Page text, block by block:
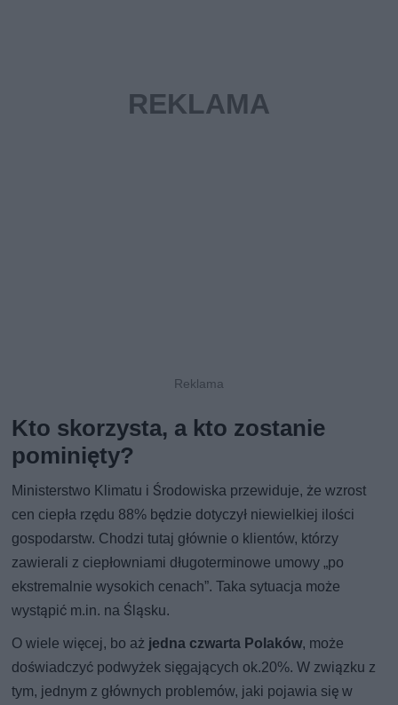
Kto skorzysta, a kto zostanie
pominięty?
Ministerstwo Klimatu i Środowiska przewiduje, że wzrost
cen ciepła rzędu 88% będzie dotyczył niewielkiej ilości
gospodarstw. Chodzi tutaj głównie o klientów, którzy
zawierali z ciepłowniami długoterminowe umowy „po
ekstremalnie wysokich cenach”. Taka sytuacja może
wystąpić m.in. na Śląsku.
O wiele więcej, bo aż jedna czwarta Polaków, może
doświadczyć podwyżek sięgających ok.20%. W związku z
tym, jednym z głównych problemów, jaki pojawia się w